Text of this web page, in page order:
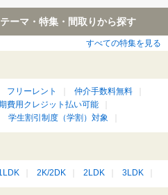
ーマ・特集・間取りから探す
すべての特集を見る
フリーレント
仲介手数料無料
費用クレジット払い可能
学生割引制度（学割）対象
2K/2DK 2LDK 3LDK